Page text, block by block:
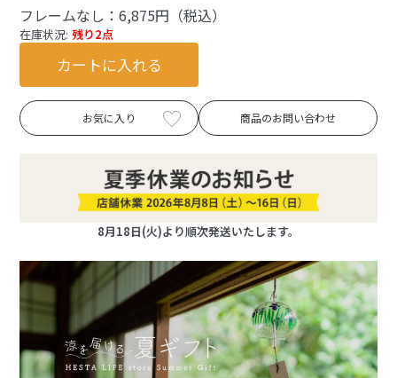
フレームなし：6,875円（税込）
在庫状況: 残り2点
カートに入れる
お気に入り 商品のお問い合わせ
8月18日(火)より順次発送いたします。